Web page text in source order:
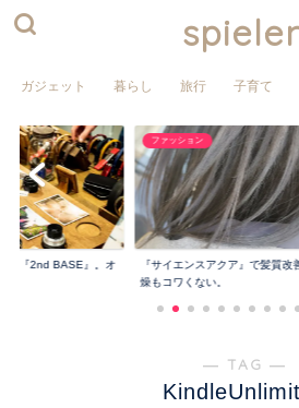
ガジェット 暮らし 旅行 子育て
屋『2nd BASE』。オ
ファッション
『サイエンスアクア』で髪質改
燥もコワくない。
― TAG ―